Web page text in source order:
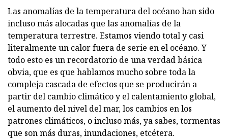
Las anomalías de la temperatura del océano han sido
incluso más alocadas que las anomalías de la
temperatura terrestre. Estamos viendo total y casi
literalmente un calor fuera de serie en el océano. Y
todo esto es un recordatorio de una verdad básica
obvia, que es que hablamos mucho sobre toda la
compleja cascada de efectos que se producirán a
partir del cambio climático y el calentamiento global,
el aumento del nivel del mar, los cambios en los
patrones climáticos, o incluso más, ya sabes, tormentas
que son más duras, inundaciones, etcétera.